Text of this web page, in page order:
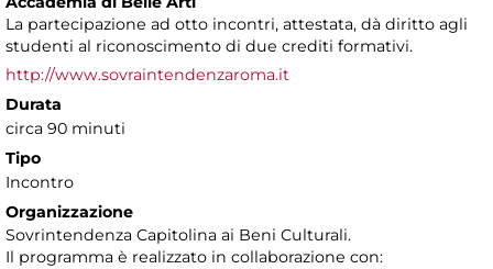
La partecipazione ad otto incontri, attestata, dà diritto agli
studenti al riconoscimento di due crediti formativi.
http://www.sovraintendenzaroma.it
Durata
circa 90 minuti
Tipo
Incontro
Organizzazione
Sovrintendenza Capitolina ai Beni Culturali.
Il programma è realizzato in collaborazione con: